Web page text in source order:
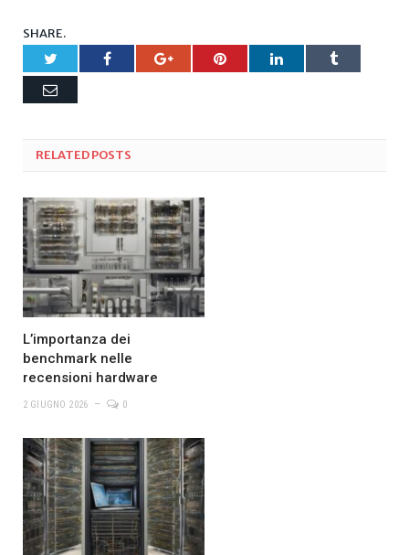
SHARE.
Twitter Facebook Google+Pinterest LinkedIn Tumblr
Email
RELATEDPOSTS
L’importanza dei
benchmark nelle
recensioni hardware
2 GIUGNO 2026 0